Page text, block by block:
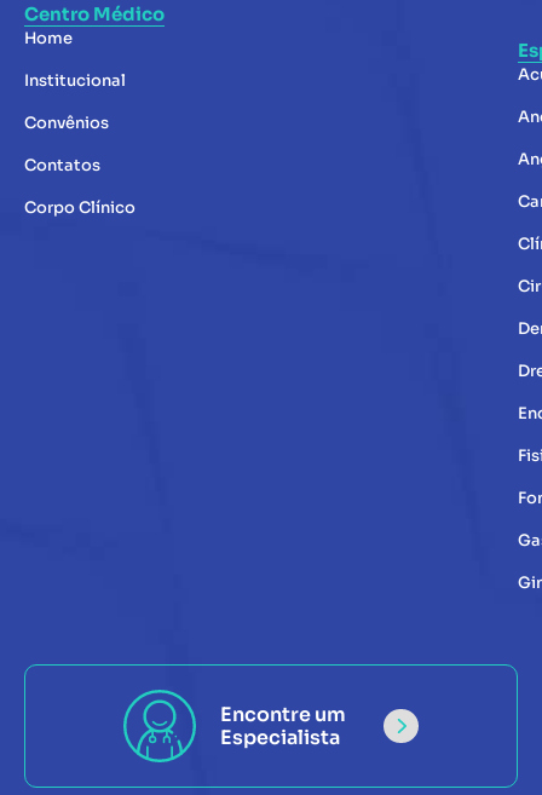
Centro Médico
Home
Institucional
Convênios
Contatos
Corpo Clínico
Encontre um
Especialista